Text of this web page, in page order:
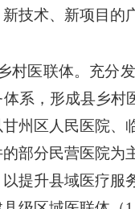
技术、新项目的
村医联体。充分
系，形成县乡村
州区人民医院、
的部分民营医院
提升县域医疗服